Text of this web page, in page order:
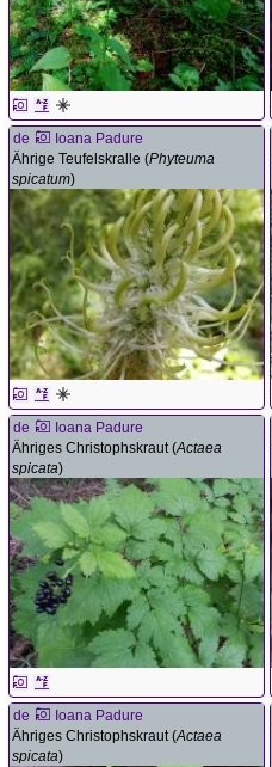
de
Ioana Padure
Ährige Teufelskralle (Phyteuma
spicatum)
de
Ioana Padure
Ähriges Christophskraut (Actaea
spicata)
de
Ioana Padure
Ähriges Christophskraut (Actaea
spicata)